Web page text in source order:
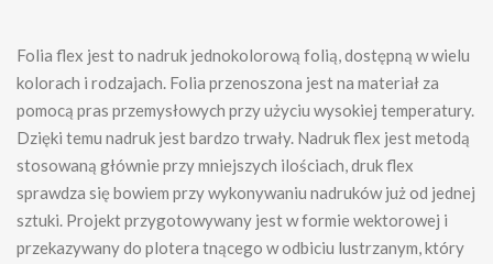
Folia flex jest to nadruk jednokolorową folią, dostępną w wielu
kolorach i rodzajach. Folia przenoszona jest na materiał za
pomocą pras przemysłowych przy użyciu wysokiej temperatury.
Dzięki temu nadruk jest bardzo trwały. Nadruk flex jest metodą
stosowaną głównie przy mniejszych ilościach, druk flex
sprawdza się bowiem przy wykonywaniu nadruków już od jednej
sztuki. Projekt przygotowywany jest w formie wektorowej i
przekazywany do plotera tnącego w odbiciu lustrzanym, który